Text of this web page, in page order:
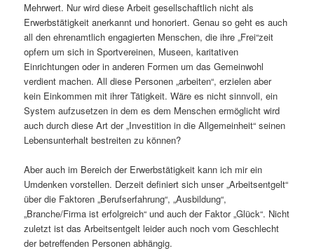
Mehrwert. Nur wird diese Arbeit gesellschaftlich nicht als
Erwerbstätigkeit anerkannt und honoriert. Genau so geht es auch
all den ehrenamtlich engagierten Menschen, die ihre „Frei“zeit
opfern um sich in Sportvereinen, Museen, karitativen
Einrichtungen oder in anderen Formen um das Gemeinwohl
verdient machen. All diese Personen „arbeiten“, erzielen aber
kein Einkommen mit ihrer Tätigkeit. Wäre es nicht sinnvoll, ein
System aufzusetzen in dem es dem Menschen ermöglicht wird
auch durch diese Art der „Investition in die Allgemeinheit“ seinen
Lebensunterhalt bestreiten zu können?
Aber auch im Bereich der Erwerbstätigkeit kann ich mir ein
Umdenken vorstellen. Derzeit definiert sich unser „Arbeitsentgelt“
über die Faktoren „Berufserfahrung“, „Ausbildung“,
„Branche/Firma ist erfolgreich“ und auch der Faktor „Glück“. Nicht
zuletzt ist das Arbeitsentgelt leider auch noch vom Geschlecht
der betreffenden Personen abhängig.